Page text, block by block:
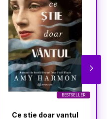
BESTSELLER
Ce stie doar vantul